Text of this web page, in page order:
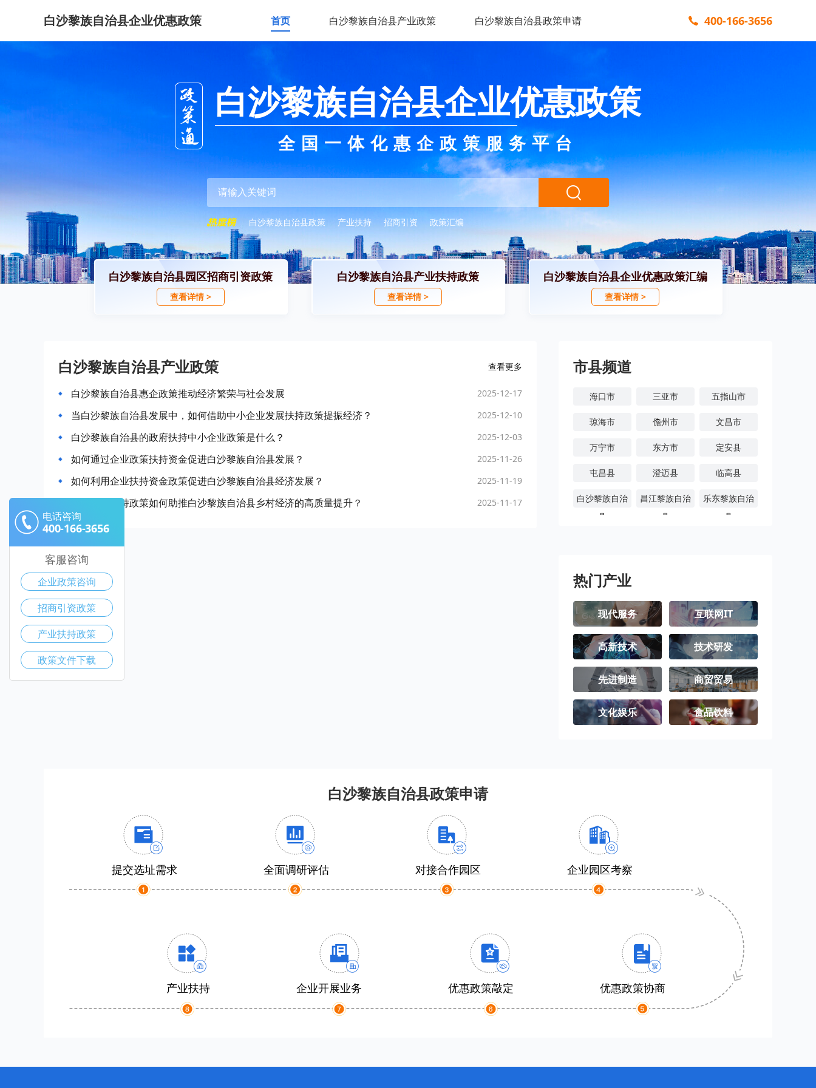
白沙黎族自治县企业优惠政策 首页 白沙黎族自治县产业政策 白沙黎族自治县政策申请 400-166-3656
白沙黎族自治县企业优惠政策
全国一体化惠企政策服务平台
白沙黎族自治县政策 产业扶持 招商引资 政策汇编
白沙黎族自治县园区招商引资政策
查看详情 >
白沙黎族自治县产业扶持政策
查看详情 >
白沙黎族自治县企业优惠政策汇编
查看详情 >
白沙黎族自治县产业政策 查看更多
白沙黎族自治县惠企政策推动经济繁荣与社会发展 2025-12-17
当白沙黎族自治县发展中，如何借助中小企业发展扶持政策提振经济？ 2025-12-10
白沙黎族自治县的政府扶持中小企业政策是什么？ 2025-12-03
如何通过企业政策扶持资金促进白沙黎族自治县发展？ 2025-11-26
如何利用企业扶持资金政策促进白沙黎族自治县经济发展？ 2025-11-19
产业发展扶持政策如何助推白沙黎族自治县乡村经济的高质量提升？ 2025-11-17
市县频道
海口市 三亚市 五指山市
琼海市 儋州市 文昌市
万宁市 东方市 定安县
屯昌县 澄迈县 临高县
白沙黎族自治
县
昌江黎族自治
县
乐东黎族自治
县
热门产业
现代服务 互联网IT
高新技术 技术研发
先进制造 商贸贸易
文化娱乐 食品饮料
白沙黎族自治县政策申请
提交选址需求 全面调研评估 对接合作园区 企业园区考察
产业扶持 企业开展业务 优惠政策敲定 优惠政策协商
电话咨询
400-166-3656
客服咨询
企业政策咨询
招商引资政策
产业扶持政策
政策文件下载